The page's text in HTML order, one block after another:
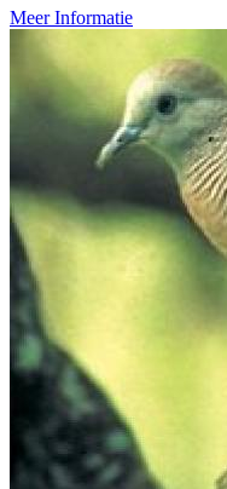
Meer Informatie